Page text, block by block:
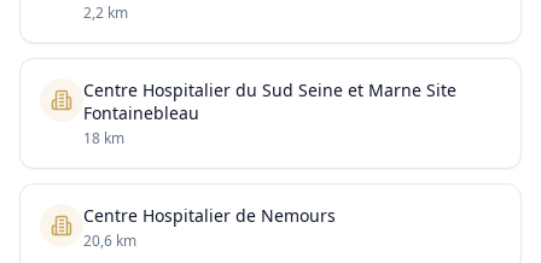
2,2 km
Centre Hospitalier du Sud Seine et Marne Site
Fontainebleau
18 km
Centre Hospitalier de Nemours
20,6 km